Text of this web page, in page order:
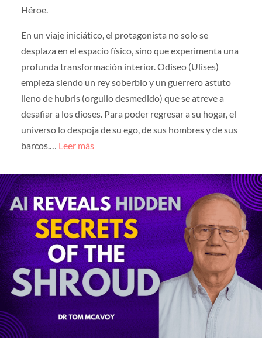
Héroe.
En un viaje iniciático, el protagonista no solo se
desplaza en el espacio físico, sino que experimenta una
profunda transformación interior. Odiseo (Ulises)
empieza siendo un rey soberbio y un guerrero astuto
lleno de hubris (orgullo desmedido) que se atreve a
desafiar a los dioses. Para poder regresar a su hogar, el
universo lo despoja de su ego, de sus hombres y de sus
barcos.… Leer más